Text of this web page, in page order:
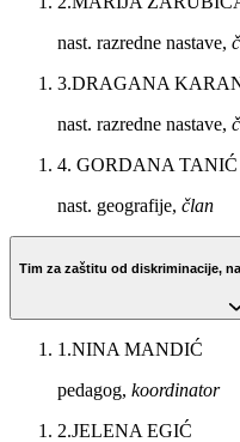
nast. razredne nastave,
3.DRAGANA
nast. razredne nastave,
4. GORDANA TANIĆ
nast. geografije, član
Tim za zaštitu od diskriminacije,
1 .NINA MANDIĆ
pedagog, koordinator
2.JELENA EGIĆ